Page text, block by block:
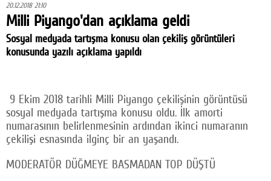
Kültür-sanat
Sağlık
Künye
İletişim
A24 SOSYAL MEDYA
Facebook
20.12.2018 21:10
Milli Piyango'dan açıklama geldi
Sosyal medyada tartışma konusu olan çekiliş görüntüleri
konusunda yazılı açıklama yapıldı
9 Ekim 2018 tarihli Milli Piyango çekilişinin görüntüsü
sosyal medyada tartışma konusu oldu. İlk amorti
numarasının belirlenmesinin ardından ikinci numaranın
çekilişi esnasında ilginç bir an yaşandı.
MODERATÖR DÜĞMEYE BASMADAN TOP DÜŞTÜ